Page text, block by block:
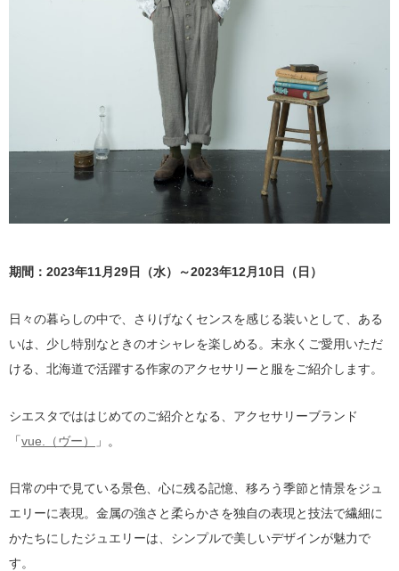
期間：2023年11月29日（水）～2023年12月10日（日）
日々の暮らしの中で、さりげなくセンスを感じる装いとして、ある
いは、少し特別なときのオシャレを楽しめる。末永くご愛用いただ
ける、北海道で活躍する作家のアクセサリーと服をご紹介します。
シエスタでははじめてのご紹介となる、アクセサリーブランド
「vue.（ヴー） 」。
日常の中で見ている景色、心に残る記憶、移ろう季節と情景をジュ
エリーに表現。金属の強さと柔らかさを独自の表現と技法で繊細に
かたちにしたジュエリーは、シンプルで美しいデザインが魅力で
す。